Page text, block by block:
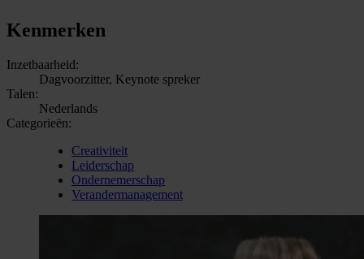
Kenmerken
Inzetbaarheid:
Dagvoorzitter, Keynote spreker
Talen:
Nederlands
Categorieën:
Creativiteit
Leiderschap
Ondernemerschap
Verandermanagement